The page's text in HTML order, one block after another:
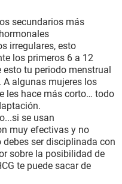
secundarios más
irregulares, esto
los primeros 6 a 12
esto tu periodo menstrual
A algunas mujeres los
les hace más corto… todo
se usan
muy efectivas y no
ser disciplinada con
sobre la posibilidad de
te puede sacar de